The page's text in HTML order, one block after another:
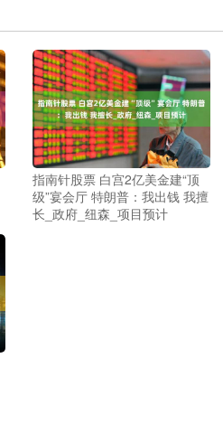
指南针股票 白宫2亿美金建“顶
级”宴会厅 特朗普：我出钱 我擅
长_政府_纽森_项目预计